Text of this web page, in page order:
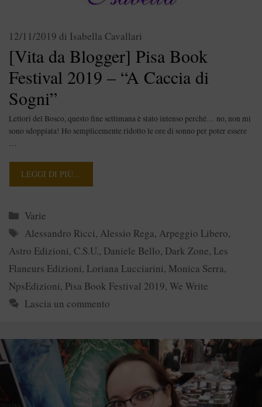
[Vita da Blogger] Pisa Book
Festival 2019 – “A Caccia di
Sogni”
12/11/2019 di Isabella Cavallari
Lettori del Bosco, questo fine settimana è stato intenso perché… no, non mi
sono sdoppiata! Ho semplicemente ridotto le ore di sonno per poter essere
…
LEGGI DI PIÙ…
Categorie
Varie
Tag
Alessandro Ricci, Alessio Rega, Arpeggio Libero,
Astro Edizioni, C.S.U., Daniele Bello, Dark Zone, Les
Flaneurs Edizioni, Loriana Lucciarini, Monica Serra,
NpsEdizioni, Pisa Book Festival 2019, We Write
Lascia un commento